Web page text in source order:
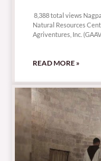
8,388 total views
Natural Resources
Agriventures, Inc.
READ MORE »